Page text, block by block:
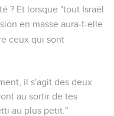
? Et lorsque "tout Israël
en masse aura-t-elle
ceux qui sont
il s'agit des deux
au sortir de tes
au plus petit."